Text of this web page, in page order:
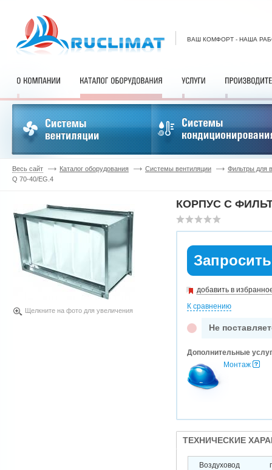
ВАШ КОМФОРТ - НАША
Весь сайт Каталог оборудования Системы вентиляции
Фильтры для
Q 70-40/EG.4
Щелкните на фото для увеличения
КОРПУС С
добавить в
К сравнению
Не
Дополнительные
Монтаж
ТЕХНИЧЕСКИЕ
Воздуховод